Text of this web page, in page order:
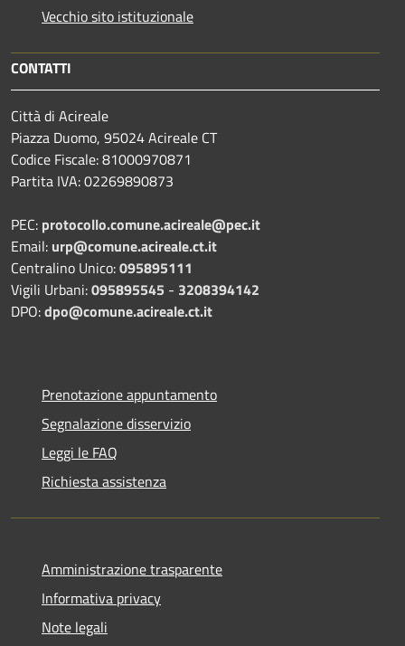
Vecchio sito istituzionale
CONTATTI
Città di Acireale
Piazza Duomo, 95024 Acireale CT
Codice Fiscale: 81000970871
Partita IVA: 02269890873
PEC: protocollo.comune.acireale@pec.it
Email: urp@comune.acireale.ct.it
Centralino Unico:095895111
Vigili Urbani:095895545 - 3208394142
DPO:dpo@comune.acireale.ct.it
Prenotazione appuntamento
Segnalazione disservizio
Leggi le FAQ
Richiesta assistenza
Amministrazione trasparente
Informativa privacy
Note legali